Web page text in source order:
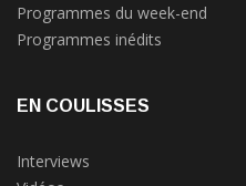
Programmes du week-end
Programmes inédits
EN COULISSES
Interviews